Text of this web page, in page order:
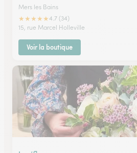
Mers les Bains
★★★★★4.7 (34)
15, rue Marcel Holleville
Voir la boutique